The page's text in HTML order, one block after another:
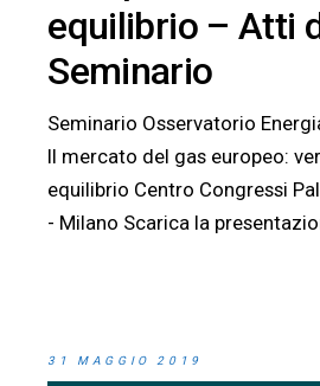
equilibrio – Atti
Seminario
Seminario Osservatorio
Il mercato del gas europeo:
equilibrio Centro Congressi
- Milano Scarica la
31 MAGGIO 2019